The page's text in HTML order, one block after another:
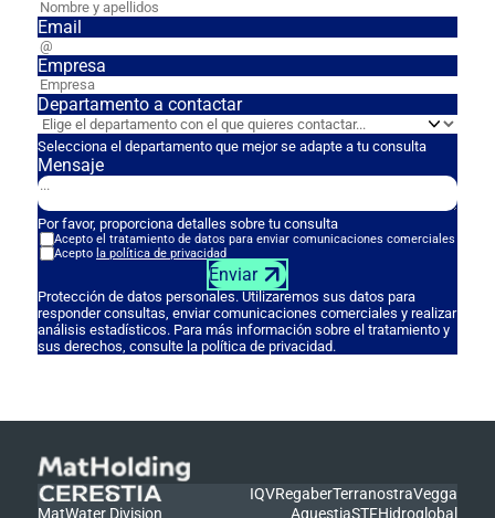
Email
Empresa
Departamento a contactar
Selecciona el departamento que mejor se adapte a tu consulta
Mensaje
Por favor, proporciona detalles sobre tu consulta
Acepto el tratamiento de datos para enviar comunicaciones comerciales
Acepto la política de privacidad
Enviar
Protección de datos personales. Utilizaremos sus datos para
responder consultas, enviar comunicaciones comerciales y realizar
análisis estadísticos. Para más información sobre el tratamiento y
sus derechos, consulte la política de privacidad.
IQVRegaberTerranostraVegga
MatWater Division
AquestiaSTFHidroglobal